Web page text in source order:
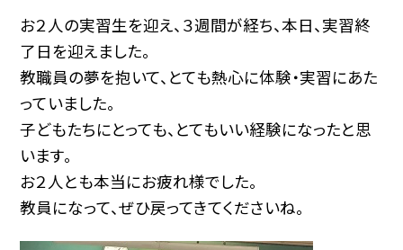
お２人の実習生を迎え、３週間が経ち、本日、実習終
了日を迎えました。
教職員の夢を抱いて、とても熱心に体験・実習にあた
っていました。
子どもたちにとっても、とてもいい経験になったと思
います。
お２人とも本当にお疲れ様でした。
教員になって、ぜひ戻ってきてくださいね。